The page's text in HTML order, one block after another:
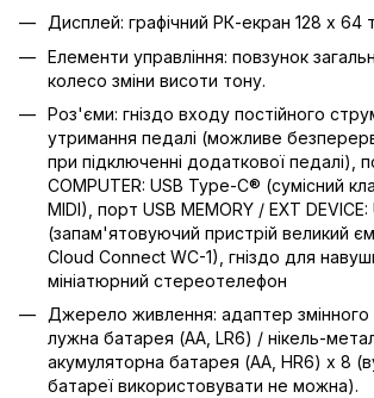
Дисплей: графічний РК-екран 128 x 64
Елементи управління: повзунок
колесо зміни висоти тону.
Роз'єми: гніздо входу постійного
утримання педалі (можливе
при підключенні додаткової педалі),
COMPUTER: USB Type-C® (сумісний
MIDI), порт USB MEMORY / EXT DEVICE:
(запам'ятовуючий пристрій великий
Cloud Connect WC-1), гніздо для
мініатюрний стереотелефон
Джерело живлення: адаптер
лужна батарея (AA, LR6) / нікель-
акумуляторна батарея (AA, HR6) x 8
батареї використовувати не можна).